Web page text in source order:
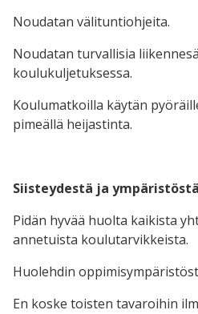
Noudatan välituntiohjeita.
Noudatan turvallisia
koulukuljetuksessa.
Koulumatkoilla käytän
pimeällä heijastinta.
Siisteydestä ja
Pidän hyvää huolta kaikista
annetuista koulutarvikkeista.
Huolehdin
En koske toisten tavaroihin